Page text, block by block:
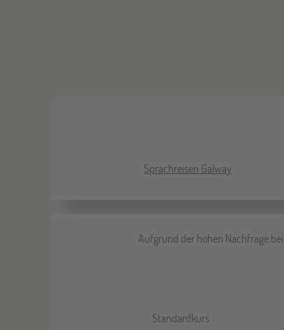
Sprachreisen Galway
Aufgrund der hohen Nachfrage
Standardkurs